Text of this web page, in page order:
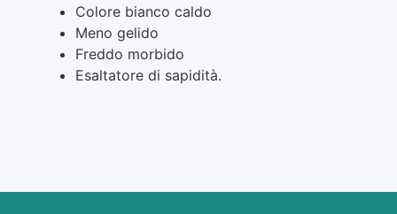
Colore bianco caldo
Meno gelido
Freddo morbido
Esaltatore di sapidità.